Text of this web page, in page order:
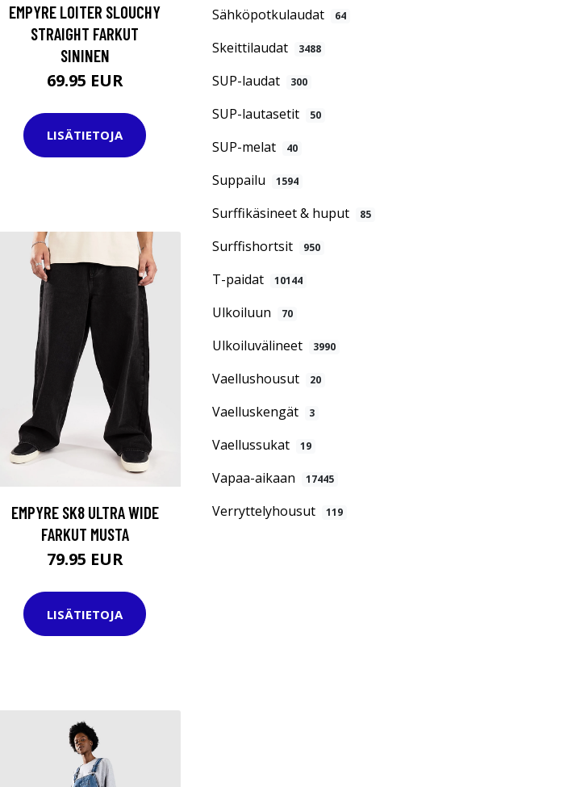
Sähköpotkulaudat 64
Skeittilaudat 3488
SUP-laudat 300
SUP-lautasetit 50
SUP-melat 40
Suppailu 1594
Surffikäsineet & huput 85
Surffishortsit 950
T-paidat 10144
Ulkoiluun 70
Ulkoiluvälineet 3990
Vaellushousut 20
Vaelluskengät 3
Vaellussukat 19
Vapaa-aikaan 17445
Verryttelyhousut 119
EMPYRE LOITER SLOUCHY
STRAIGHT FARKUT
SININEN
69.95 EUR
LISÄTIETOJA
EMPYRE SK8 ULTRA WIDE
FARKUT MUSTA
79.95 EUR
LISÄTIETOJA